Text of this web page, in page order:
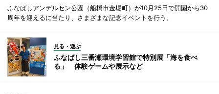
ふなばしアンデルセン公園（船橋市金堀町）が10月25日で開園から30
周年を迎えるに当たり、さまざまな記念イベントを行う。
見る・遊ぶ
ふなばし三番瀬環境学習館で特別展「海を食べ
る」 体験ゲームや展示など